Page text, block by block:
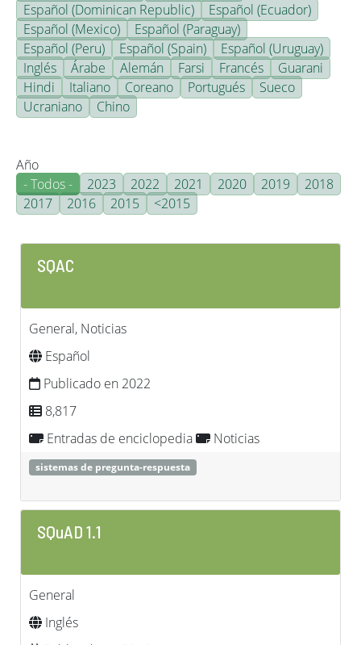
Español (Dominican Republic)
Español (Ecuador)
Español (Mexico)
Español (Paraguay)
Español (Peru)
Español (Spain)
Español (Uruguay)
Inglés
Árabe Alemán Farsi Francés
Guarani
Hindi
Italiano Coreano Portugués
Sueco
Ucraniano
Chino
Año
- Todos -
2023 2022 2021 2020 2019
2018
2017
2016 2015 <2015
SQAC
General, Noticias
Español
Publicado en 2022
8,817
Entradas de enciclopedia
Noticias
sistemas de pregunta-respuesta
SQuAD 1.1
General
Inglés